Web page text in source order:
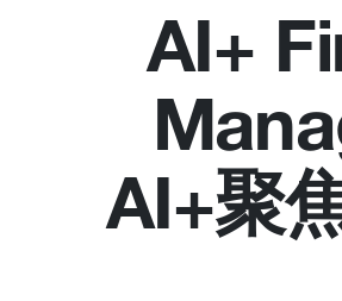
Events calendar
AI+
AI+聚